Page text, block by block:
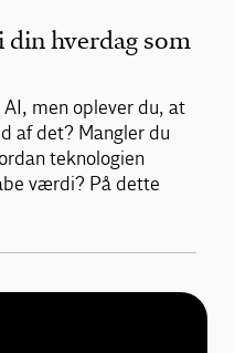
din hverdag som
men oplever du, at
af det? Mangler du
teknologien
værdi? På dette